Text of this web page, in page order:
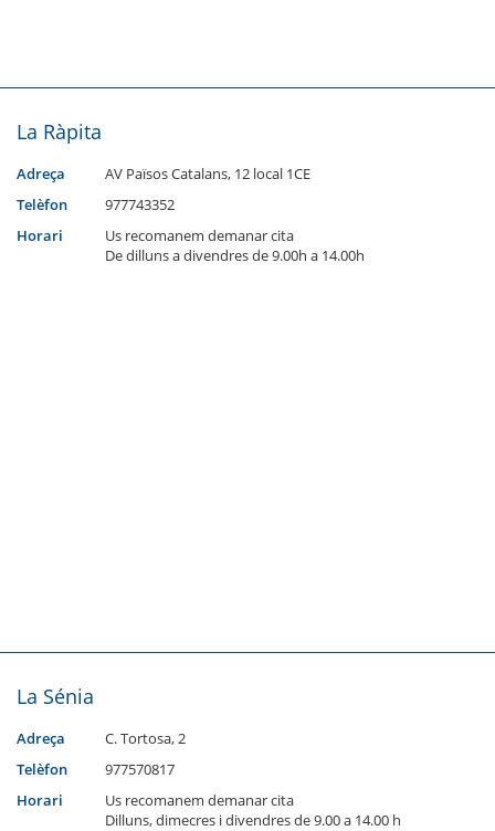
La Ràpita
Adreça
AV Països Catalans, 12 local 1CE
Telèfon
977743352
Horari
Us recomanem demanar cita
De dilluns a divendres de 9.00h a 14.00h
La Sénia
Adreça
C. Tortosa, 2
Telèfon
977570817
Horari
Us recomanem demanar cita
Dilluns, dimecres i divendres de 9.00 a 14.00 h